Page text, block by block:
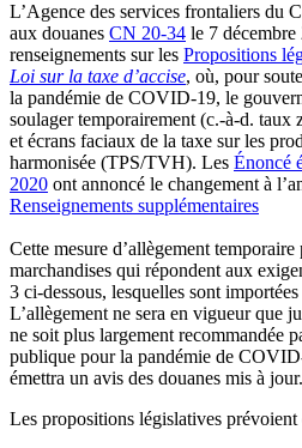
L’Agence des services frontaliers du
aux douanes CN 20-34 le 7
renseignements sur les Propositions
Loi sur la taxe d’accise, où, pour
la pandémie de COVID-19, le
soulager temporairement (c.-à-d. taux
et écrans faciaux de la taxe sur les
harmonisée (TPS/TVH). Les Énoncé
2020 ont annoncé le changement à
Renseignements supplémentaires
Cette mesure d’allègement
marchandises qui répondent aux
3 ci-dessous, lesquelles sont
L’allègement ne sera en vigueur que
ne soit plus largement recommandée
publique pour la pandémie de
émettra un avis des douanes mis à jour.
Les propositions législatives prévoient